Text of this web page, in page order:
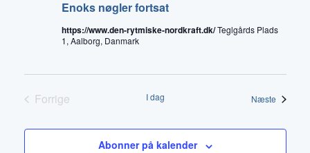
Enoks nøgler fortsat
https://www.den-rytmiske-nordkraft.dk/Teglgårds Plads
1, Aalborg, Danmark
Forrige
I dag Næste
Abonner på kalender